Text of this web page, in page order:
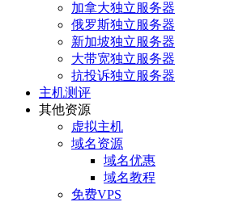
加拿大独立服务器
俄罗斯独立服务器
新加坡独立服务器
大带宽独立服务器
抗投诉独立服务器
主机测评
其他资源
虚拟主机
域名资源
域名优惠
域名教程
免费VPS